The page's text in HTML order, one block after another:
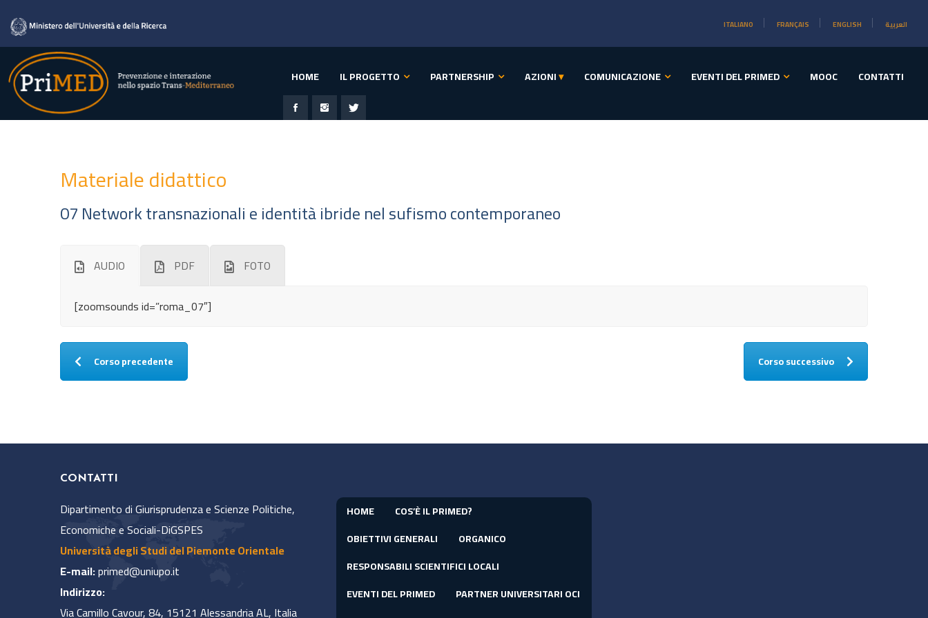
ITALIANO FRANÇAIS ENGLISH العربية
HOME IL PROGETTO PARTNERSHIP AZIONI▾ COMUNICAZIONE EVENTI DEL PRIMED MOOC CONTATTI
Materiale didattico
07 Network transnazionali e identità ibride nel sufismo contemporaneo
AUDIO PDF
FOTO
[zoomsounds id=”roma_07″]
Corso precedente Corso successivo
CONTATTI
Dipartimento di Giurisprudenza e Scienze Politiche,
Economiche e Sociali-DiGSPES
Università degli Studi del Piemonte Orientale
E-mail:primed@uniupo.it
Indirizzo:
Via Camillo Cavour, 84, 15121 Alessandria AL, Italia
HOME
COS’È IL PRIMED?
OBIETTIVI GENERALI
ORGANICO
RESPONSABILI SCIENTIFICI LOCALI
EVENTI DEL PRIMED
PARTNER UNIVERSITARI OCI